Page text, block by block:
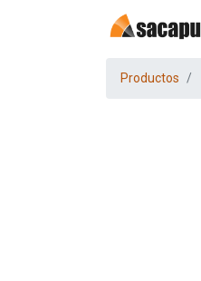
Productos